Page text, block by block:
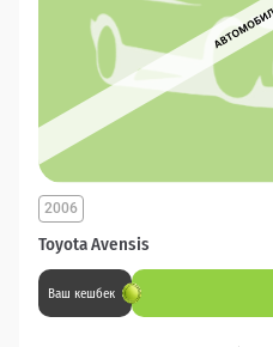
Toyota Avensis
2006
Ваш кешбек